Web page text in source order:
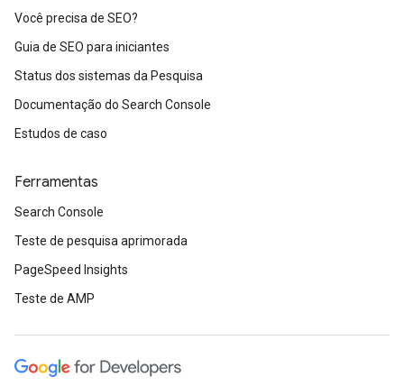
Você precisa de SEO?
Guia de SEO para iniciantes
Status dos sistemas da Pesquisa
Documentação do Search Console
Estudos de caso
Ferramentas
Search Console
Teste de pesquisa aprimorada
PageSpeed Insights
Teste de AMP